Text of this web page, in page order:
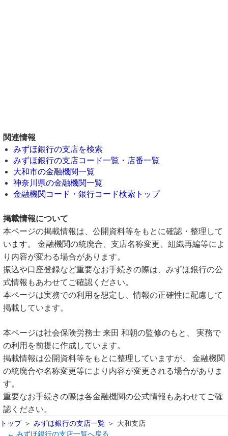
関連情報
みずほ銀行の支店を検索
みずほ銀行の支店コード一覧・店番一覧
大和市の金融機関一覧
神奈川県の金融機関一覧
金融機関コード・銀行コード検索トップ
掲載情報について
本ページの掲載情報は、公開資料等をもとに確認・整理して
います。 金融機関の統廃合、支店名称変更、組織再編等によ
り内容が変わる場合があります。
振込や口座登録など重要なお手続きの際は、みずほ銀行の公
式情報もあわせてご確認ください。
本ページは実務での利用を想定し、情報の正確性に配慮して
掲載しています。
本ページは社会保険労務士 来田 和朝の監修のもと、 実務で
の利用を前提に作成しています。
掲載情報は公開資料等をもとに整理していますが、 金融機関
の統廃合や名称変更等により内容が変更される場合がありま
す。
重要なお手続きの際は各金融機関の公式情報もあわせてご確
認ください。
トップ みずほ銀行の支店一覧
大和支店
← みずほ銀行の支店一覧へ戻る